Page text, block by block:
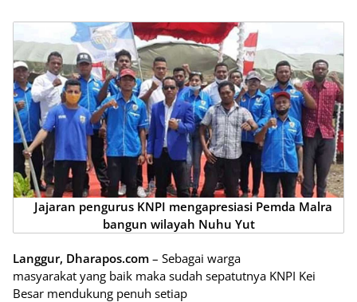
Jajaran pengurus KNPI mengapresiasi Pemda Malra
bangun wilayah Nuhu Yut
Langgur, Dharapos.com – Sebagai warga
masyarakat yang baik maka sudah sepatutnya KNPI Kei
Besar mendukung penuh setiap